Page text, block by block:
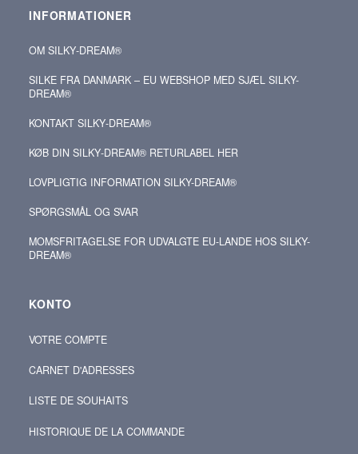
INFORMATIONER
OM SILKY‑DREAM®
SILKE FRA DANMARK – EU WEBSHOP MED SJÆL SILKY-
DREAM®
KONTAKT SILKY‑DREAM®
KØB DIN SILKY‑DREAM® RETURLABEL HER
LOVPLIGTIG INFORMATION SILKY-DREAM®
SPØRGSMÅL OG SVAR
MOMSFRITAGELSE FOR UDVALGTE EU-LANDE HOS SILKY-
DREAM®
KONTO
VOTRE COMPTE
CARNET D'ADRESSES
LISTE DE SOUHAITS
HISTORIQUE DE LA COMMANDE